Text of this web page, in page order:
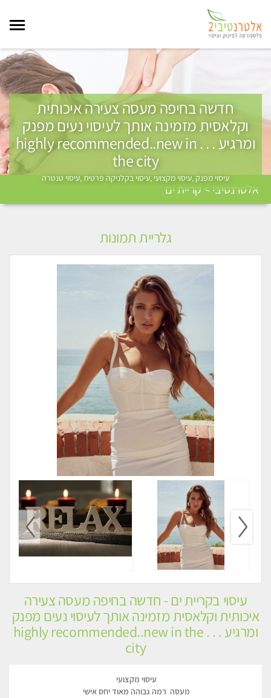
חדשה בחיפה מעסה צעירה איכותית
וקלאסית מזמינה אותך לעיסוי נעים מפנק
ומרגיע . . . highly recommended..new in
the city
עיסוי מפנק ,עיסוי מקצועי ,עיסוי בקלניקה פרטית ,עיסוי טנטרה
אלטרנטיבי > קריית ים
עיסוי בקריית ים - חדשה בחיפה מעסה צעירה
איכותית וקלאסית מזמינה אותך לעיסוי נעים מפנק
ומרגיע . . . highly recommended..new in the
city
עיסוי מקצועי
מעסה רמה גבוהה מאוד יחס אישי
גלריית תמונות